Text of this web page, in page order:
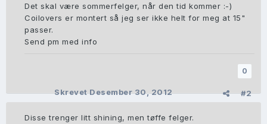
Det skal være sommerfelger, når den tid kommer :-)
Coilovers er montert så jeg ser ikke helt for meg at 15"
passer.
Send pm med info
0
#2
SkrevetDesember 30, 2012
Disse trenger litt shining, men tøffe felger.